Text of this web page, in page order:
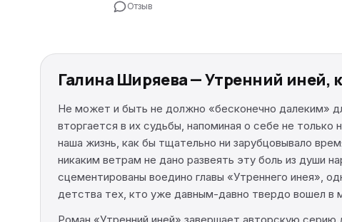
Отзыв
Галина Ширяева — Утренний иней,
Не может и быть не должно «бесконечно далеким»
вторгается в их судьбы, напоминая о себе не
наша жизнь, как бы тщательно ни зарубцовывало
никаким ветрам не дано развеять эту боль из души
сцементированы воедино главы «Утреннего инея»,
детства тех, кто уже давным-давно твердо вошел в